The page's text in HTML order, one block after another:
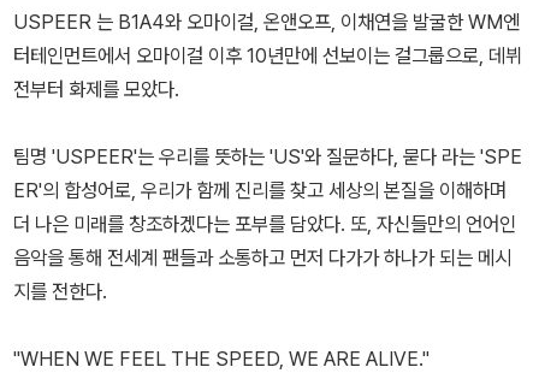
USPEER 는 B1A4와 오마이걸, 온앤오프, 이채연을 발굴한 WM엔
터테인먼트에서 오마이걸 이후 10년만에 선보이는 걸그룹으로, 데뷔
전부터 화제를 모았다.
팀명 'USPEER'는 우리를 뜻하는 'US'와 질문하다, 묻다 라는 'SPE
ER'의 합성어로, 우리가 함께 진리를 찾고 세상의 본질을 이해하며
더 나은 미래를 창조하겠다는 포부를 담았다. 또, 자신들만의 언어인
음악을 통해 전세계 팬들과 소통하고 먼저 다가가 하나가 되는 메시
지를 전한다.
"WHEN WE FEEL THE SPEED, WE ARE ALIVE."